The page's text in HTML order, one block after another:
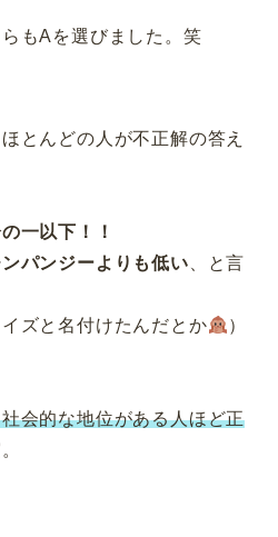
もAを選びました。笑
とんどの人が不正解の答え
一以下！！
パンジーよりも低い 、と言
ズと名付けたんだとか
）
会的な地位がある人ほど正